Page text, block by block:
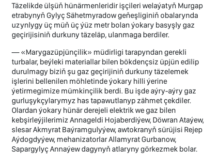
Täzelikde ülşüň hünärmenleridir işçileri welaýatyň Murgap
etrabynyň Gylyç Sähetmyradow geňeşliginiň obalarynda
uzynlygy üç müň üç ýüz metr bolan ýokary basyşly gaz
geçirijisiniň durkuny täzeläp, ulanmaga berdiler.
— «Marygazüpjünçilik» müdirligi tarapyndan gerekli
turbalar, beýleki materiallar bilen bökdençsiz üpjün edilip
durulmagy biziň şu gaz geçirijiniň durkuny täzelemek
işlerini bellenilen möhletinde ýokary hilli ýerine
ýetirmegimize mümkinçilik berdi. Bu işde aýry-aýry gaz
gurluşykçylarymyz has tapawutlanyp zähmet çekdiler.
Olardan ýokary hünär derejeli elektrik we gaz bilen
kebşirleýjilerimiz Annageldi Hojaberdiýew, Döwran Ataýew,
slesar Akmyrat Baýramgulyýew, awtokranyň sürüjisi Rejep
Aýdogdyýew, mehanizatorlar Allamyrat Gurbanow,
Sapargylyç Annaýew dagynyň atlaryny görkezmek bolar.